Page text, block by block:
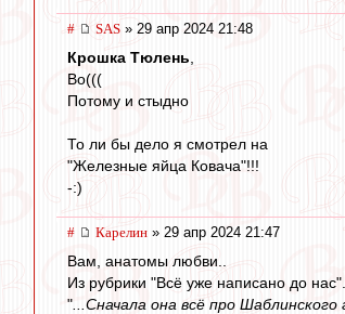
# SAS » 29 апр 2024 21:48
Крошка Тюлень
Во(((
Потому и стыдно
То ли бы дело я смотрел на
"Железные яйца Ковача"!!!
-:)
# Карелин » 29 апр 2024 21:47
Вам, анатомы любви..
Из рубрики "Всё уже написано до
" ...Сначала она всё про Шаблинского